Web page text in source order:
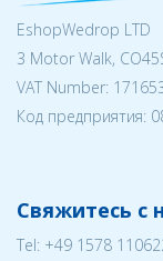
EshopWedrop LTD
3 Motor Walk,
VAT Number:
Код предприятия:
Свяжитесь с
Tel: +49 1578